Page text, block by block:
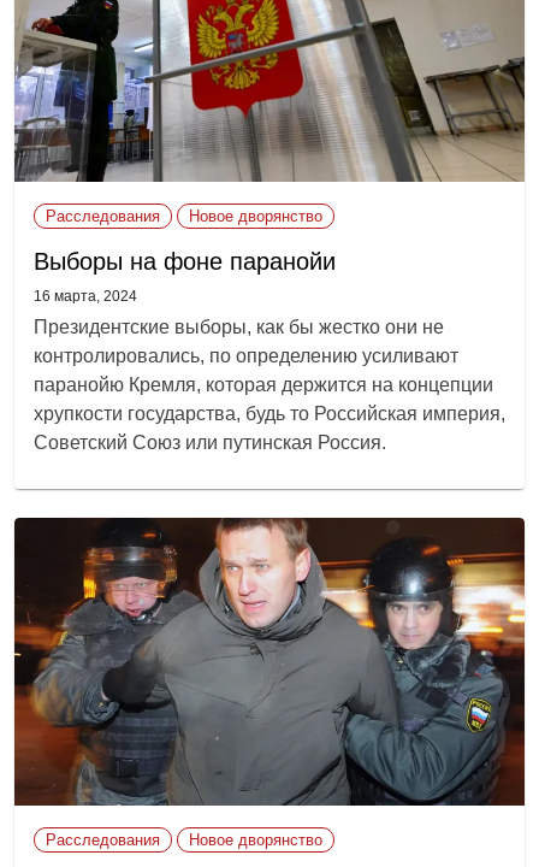
Расследования Новое дворянство
Выборы на фоне паранойи
16 марта, 2024
Президентские выборы, как бы жестко они не
контролировались, по определению усиливают
паранойю Кремля, которая держится на концепции
хрупкости государства, будь то Российская империя,
Советский Союз или путинская Россия.
Расследования Новое дворянство